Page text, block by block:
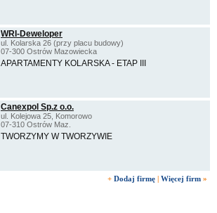
WRI-Deweloper
ul. Kolarska 26 (przy placu budowy)
07-300 Ostrów Mazowiecka
APARTAMENTY KOLARSKA - ETAP III
Canexpol Sp.z o.o.
ul. Kolejowa 25, Komorowo
07-310 Ostrów Maz.
TWORZYMY W TWORZYWIE
+ Dodaj firmę | Więcej firm »